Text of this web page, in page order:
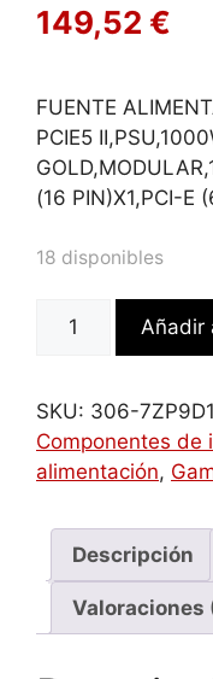
149,52 €
FUENTE
PCIE5
(16 PIN)X1,PCI-E
18 disponibles
PCIE5
II
unidad
fuente
alimentación
1000
Añadir
SKU: 306-
Componentes de
alimentación,
Descripción
Valoraciones